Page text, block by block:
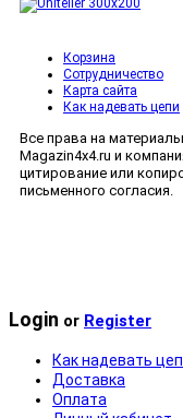
Корзина
Сотрудничество
Карта сайта
Как надевать цепи
Все права на
Magazin4x4.ru и
цитирование или
письменного согласия.
Login or Register
Как надевать
Доставка
Оплата